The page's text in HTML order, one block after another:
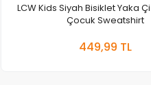
LCW Kids Siyah Bisiklet Yaka
Çocuk Sweatshirt
449,99 TL